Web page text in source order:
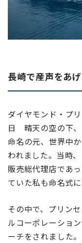
長崎で産声をあ
ダイヤモンド・プ
日 晴天の空の下、
命名の元、世界中
われました。当時
販売総代理店であ
ていた私も命名式
その中で、プリン
ルコーポレーショ
ーチをされました